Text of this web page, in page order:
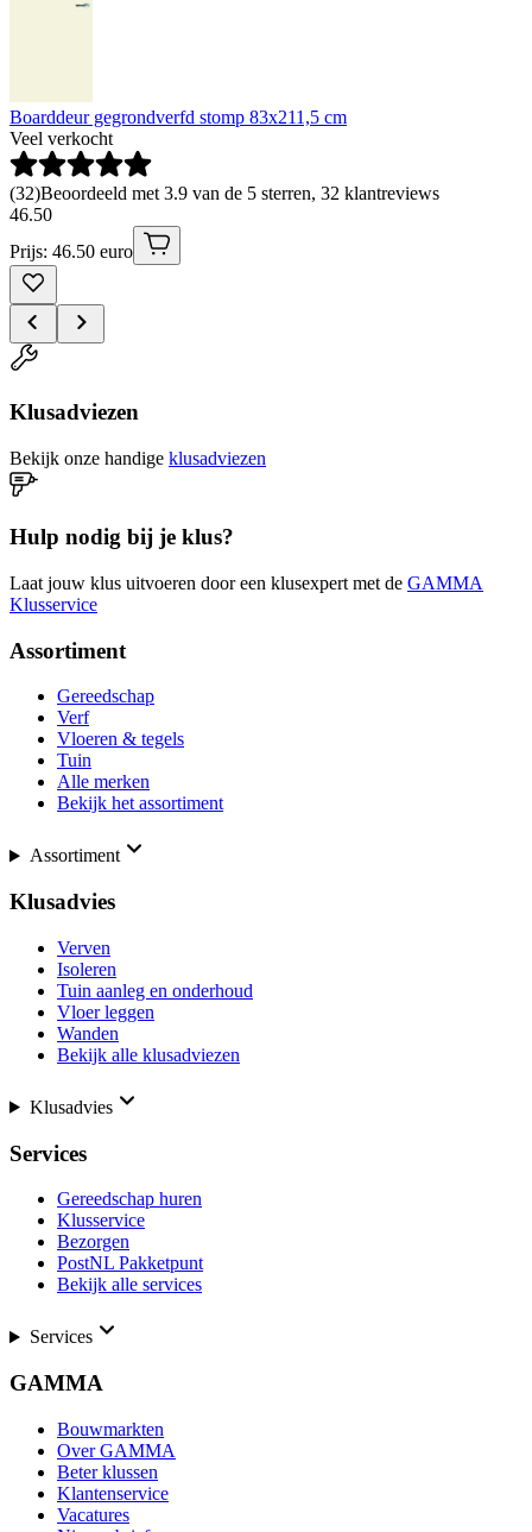
Boarddeur gegrondverfd stomp 83x211,5 cm
Veel verkocht
(32)Beoordeeld met 3.9 van de 5 sterren, 32 klantreviews
46.50
Prijs: 46.50 euro
Klusadviezen
Bekijk onze handige klusadviezen
Hulp nodig bij je klus?
Laat jouw klus uitvoeren door een klusexpert met de GAMMA
Klusservice
Assortiment
Gereedschap
Verf
Vloeren & tegels
Tuin
Alle merken
Bekijk het assortiment
Assortiment
Klusadvies
Verven
Isoleren
Tuin aanleg en onderhoud
Vloer leggen
Wanden
Bekijk alle klusadviezen
Klusadvies
Services
Gereedschap huren
Klusservice
Bezorgen
PostNL Pakketpunt
Bekijk alle services
Services
GAMMA
Bouwmarkten
Over GAMMA
Beter klussen
Klantenservice
Vacatures